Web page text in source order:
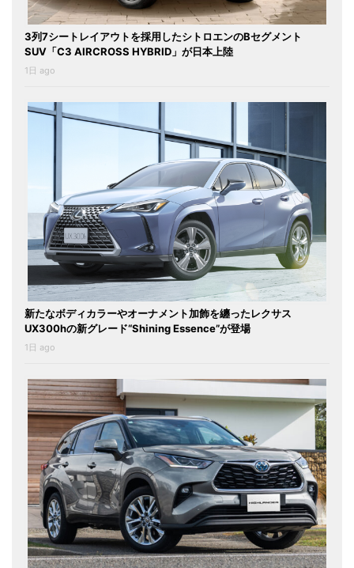
3列7シートレイアウトを採用したシトロエンのBセグメント
SUV「C3 AIRCROSS HYBRID」が日本上陸
1日 ago
新たなボディカラーやオーナメント加飾を纏ったレクサス
UX300hの新グレード“Shining Essence”が登場
1日 ago